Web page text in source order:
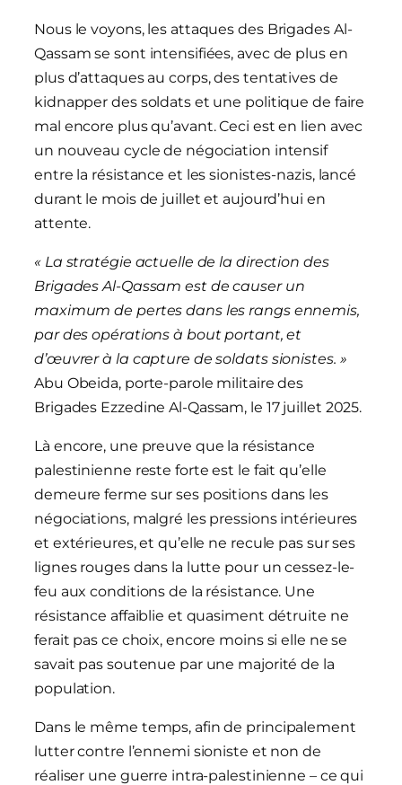
Nous le voyons, les attaques des Brigades Al-
Qassam se sont intensifiées, avec de plus en
plus d’attaques au corps, des tentatives de
kidnapper des soldats et une politique de faire
mal encore plus qu’avant. Ceci est en lien avec
un nouveau cycle de négociation intensif
entre la résistance et les sionistes-nazis, lancé
durant le mois de juillet et aujourd’hui en
attente.
« La stratégie actuelle de la direction des
Brigades Al-Qassam est de causer un
maximum de pertes dans les rangs ennemis,
par des opérations à bout portant, et
d’œuvrer à la capture de soldats sionistes. »
Abu Obeida, porte-parole militaire des
Brigades Ezzedine Al-Qassam, le 17 juillet 2025.
Là encore, une preuve que la résistance
palestinienne reste forte est le fait qu’elle
demeure ferme sur ses positions dans les
négociations, malgré les pressions intérieures
et extérieures, et qu’elle ne recule pas sur ses
lignes rouges dans la lutte pour un cessez-le-
feu aux conditions de la résistance. Une
résistance affaiblie et quasiment détruite ne
ferait pas ce choix, encore moins si elle ne se
savait pas soutenue par une majorité de la
population.
Dans le même temps, afin de principalement
lutter contre l’ennemi sioniste et non de
réaliser une guerre intra-palestinienne – ce qui